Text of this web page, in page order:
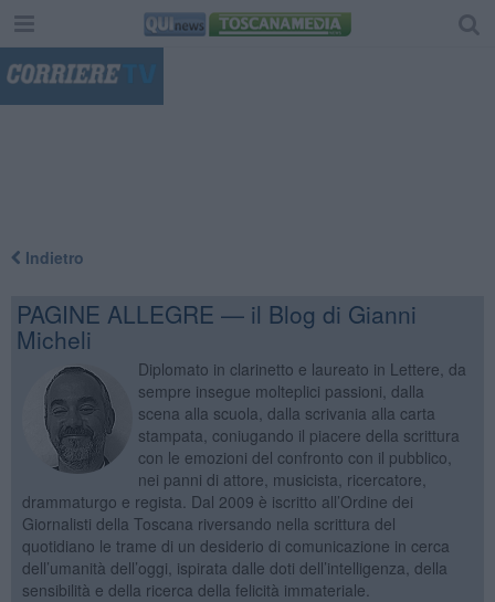
Indietro
PAGINE ALLEGRE — il Blog di Gianni
Micheli
Diplomato in clarinetto e laureato in Lettere, da
sempre insegue molteplici passioni, dalla
scena alla scuola, dalla scrivania alla carta
stampata, coniugando il piacere della scrittura
con le emozioni del confronto con il pubblico,
nei panni di attore, musicista, ricercatore,
drammaturgo e regista. Dal 2009 è iscritto all’Ordine dei
Giornalisti della Toscana riversando nella scrittura del
quotidiano le trame di un desiderio di comunicazione in cerca
dell’umanità dell’oggi, ispirata dalle doti dell’intelligenza, della
sensibilità e della ricerca della felicità immateriale.